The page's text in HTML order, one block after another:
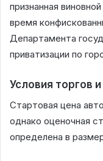
признанная
время
Департамента
приватизации по
Условия торгов
Стартовая цена
однако оценочная
определена в